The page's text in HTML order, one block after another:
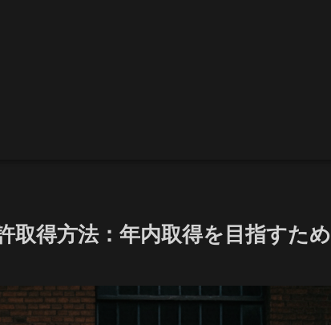
取得方法：年内取得を目指すため